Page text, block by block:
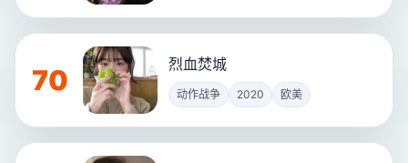
70 烈血焚城
动作战争 2020 欧美